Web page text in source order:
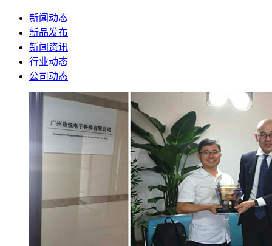
新闻动态
新品发布
新闻资讯
行业动态
公司动态